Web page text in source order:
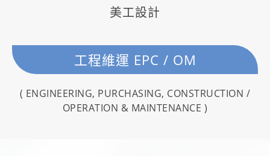
美工設計
工程維運 EPC / OM
( ENGINEERING, PURCHASING, CONSTRUCTION /
OPERATION & MAINTENANCE )